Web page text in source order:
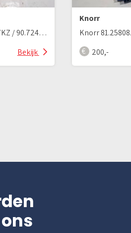
Hofgeismar 2232887KZ / 90.724 Ölkühler
Bekijk
Knorr
200,-